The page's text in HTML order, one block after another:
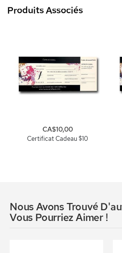
Produits Associés
Certificat Cadeau $10
CA$10,00
Nous Avons Trouvé
Vous Pourriez Aimer !